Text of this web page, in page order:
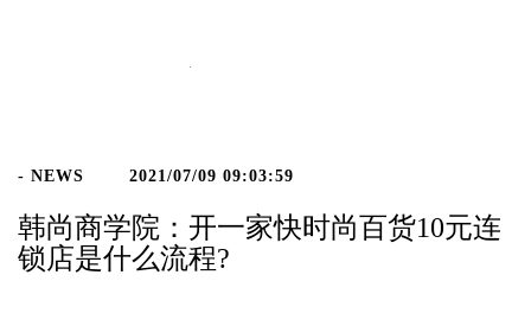
- NEWS 2021/07/09 09:03:59
韩尚商学院：开一家快时尚百货10元连
锁店是什么流程?